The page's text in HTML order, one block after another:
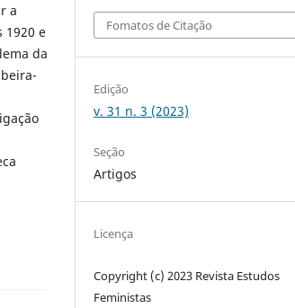
a
1920 e
da
Fomatos de Citação
Edição
v. 31 n. 3 (2023)
Seção
Artigos
Licença
Copyright (c) 2023 Revista Estudos
Feministas